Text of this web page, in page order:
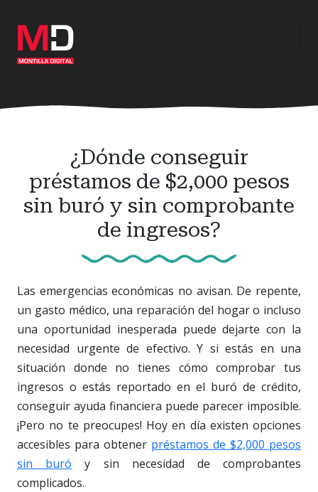
contenido
principal
¿Dónde conseguir
préstamos de $2,000 pesos
sin buró y sin comprobante
de ingresos?
Las emergencias económicas no avisan. De repente,
un gasto médico, una reparación del hogar o incluso
una oportunidad inesperada puede dejarte con la
necesidad urgente de efectivo. Y si estás en una
situación donde no tienes cómo comprobar tus
ingresos o estás reportado en el buró de crédito,
conseguir ayuda financiera puede parecer imposible.
¡Pero no te preocupes! Hoy en día existen opciones
accesibles para obtener préstamos de $2,000 pesos
sin buró y sin necesidad de comprobantes
complicados.